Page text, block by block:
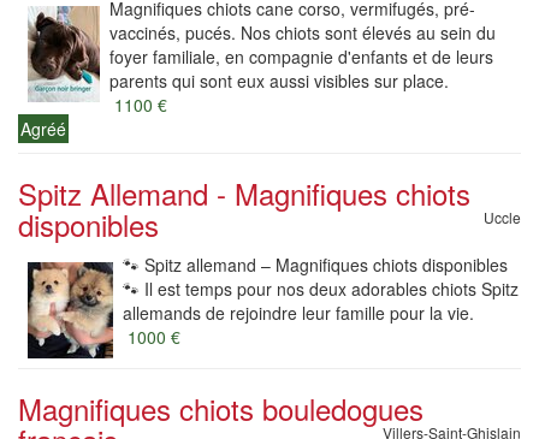
Magnifiques chiots cane corso, vermifugés, pré-
vaccinés, pucés. Nos chiots sont élevés au sein du
foyer familiale, en compagnie d'enfants et de leurs
parents qui sont eux aussi visibles sur place.
1100 €
Agréé
Spitz Allemand - Magnifiques chiots
disponibles Uccle
🐾 Spitz allemand – Magnifiques chiots disponibles
🐾 Il est temps pour nos deux adorables chiots Spitz
allemands de rejoindre leur famille pour la vie.
1000 €
Magnifiques chiots bouledogues
Villers-Saint-Ghislain